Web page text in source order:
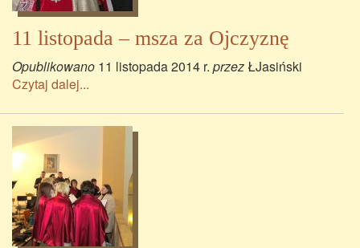
11 listopada – msza za Ojczyznę
Opublikowano 11 listopada 2014 r. przez ŁJasiński
Czytaj dalej...